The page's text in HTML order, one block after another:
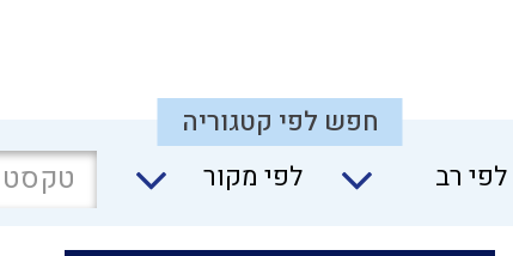
חפש לפי קטגוריה
לפי רב לפי מקור